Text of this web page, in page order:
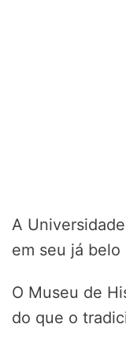
A
em seu já belo
O Museu de
do que o